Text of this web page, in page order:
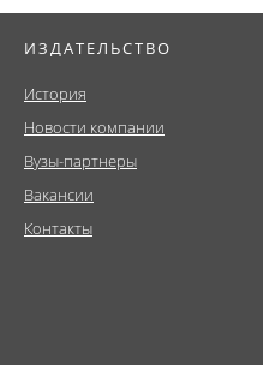
ИЗДАТЕЛЬСТВО
История
Новости компании
Вузы-партнеры
Вакансии
Контакты